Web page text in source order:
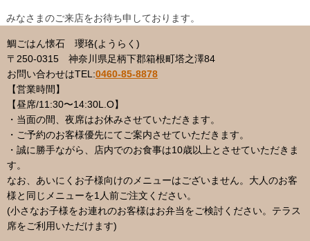
みなさまのご来店をお待ち申しております。
鯛ごはん懐石 瓔珞(ようらく)
〒250-0315 神奈川県足柄下郡箱根町塔之澤84
お問い合わせはTEL :0460-85-8878
【営業時間】
【昼席/11:30〜14:30L.O】
・当面の間、夜席はお休みさせていただきます。
・ご予約のお客様優先にてご案内させていただきます。
・誠に勝手ながら、店内でのお食事は10歳以上とさせていただきま
す。
なお、あいにくお子様向けのメニューはございません。大人のお客
様と同じメニューを1人前ご注文ください。
(小さなお子様をお連れのお客様はお弁当をご検討ください。テラス
席をご利用いただけます)